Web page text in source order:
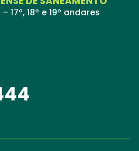
17º, 18º e 19º andares